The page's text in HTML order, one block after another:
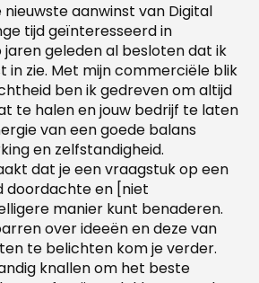
nieuwste aanwinst van Digital
tijd geïnteresseerd in
geleden al besloten dat ik
in zie. Met mijn commerciële blik
ben ik gedreven om altijd
te halen en jouw bedrijf te laten
van een goede balans
en zelfstandigheid.
dat je een vraagstuk op een
doordachte en [niet
manier kunt benaderen.
over ideeën en deze van
te belichten kom je verder.
knallen om het beste